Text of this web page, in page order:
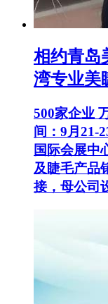
相约青岛
湾专业美
500家企业
间：9月21-
国际会展中
及睫毛产品
接，母公司